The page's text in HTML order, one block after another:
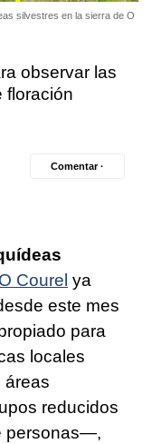
silvestres en la sierra de O
observar las
floración
Comentar ·
Courel ya
este mes
para
locales
áreas
reducidos
personas—,